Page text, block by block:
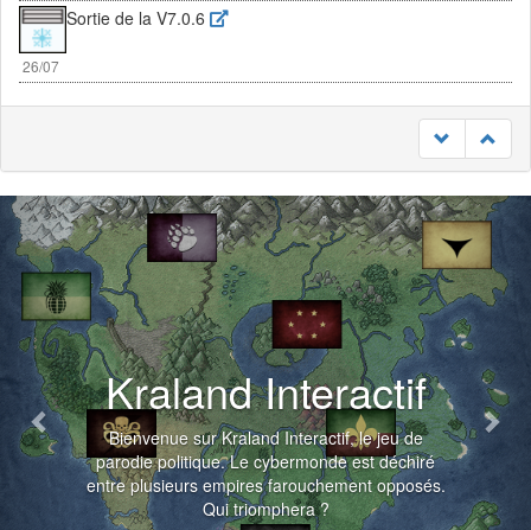
26/07
Sortie de la V7.0.6
Kraland Interactif
Bienvenue sur Kraland Interactif, le jeu de
parodie politique. Le cybermonde est déchiré
entre plusieurs empires farouchement opposés.
Qui triomphera ?
Previous